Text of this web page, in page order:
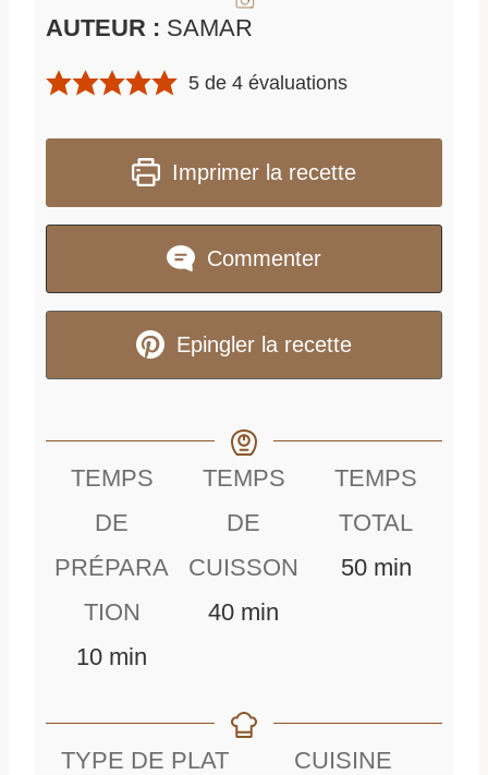
AUTEUR : SAMAR
5 de4 évaluations
Imprimer la recette
Commenter
Epingler la recette
TEMPS
DE
PRÉPARA
TION
10mmin
TEMPS
DE
CUISSON
40m
u
min
TEMPS
TOTAL
50mmin
TYPE DE PLAT
CUISINE